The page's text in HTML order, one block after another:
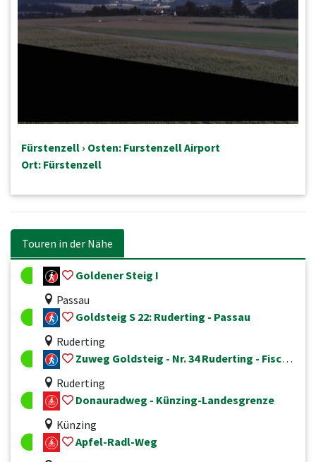
Fürstenzell › Osten: Furstenzell Airport
Ort: Fürstenzell
Touren in der Nähe
Goldener Steig I
Passau
Goldsteig S 22: Ruderting - Passau
Ruderting
Zuweg Goldsteig - Nr. 34 Ruderting - Fischhaus
Ruderting
Donauradweg - Künzing-Landesgrenze
Künzing
Apfel-Radl-Weg